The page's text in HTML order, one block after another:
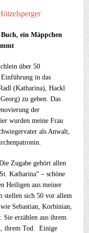
ein Mäppchen
über 50
in das
(Katharina), Hackl
zu geben. Das
der
wurden meine Frau
als Anwalt,
Zugabe gehört allen
Katharina“ – schöne
Heiligen aus meiner
stellen sich 50 vor allem
Sebastian, Korbinian,
erzählen aus ihrem
ihrem Tod. Einige